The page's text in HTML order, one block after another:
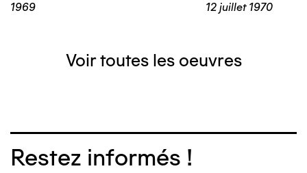
1969
12 juillet 1970
Voir toutes les oeuvres
Restez informés !